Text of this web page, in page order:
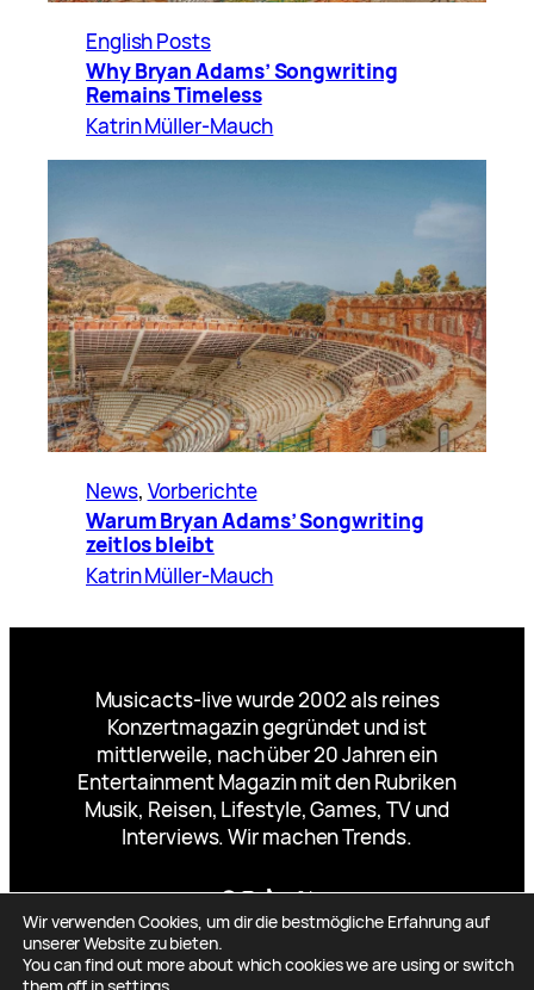
English Posts
Why Bryan Adams’ Songwriting
Remains Timeless
Katrin Müller-Mauch
News, Vorberichte
Warum Bryan Adams’ Songwriting
zeitlos bleibt
Katrin Müller-Mauch
Musicacts-live wurde 2002 als reines
Konzertmagazin gegründet und ist
mittlerweile, nach über 20 Jahren ein
Entertainment Magazin mit den Rubriken
Musik, Reisen, Lifestyle, Games, TV und
Interviews. Wir machen Trends.
Facebook
Instagram
TikTok
YouTube
X
Wir verwenden Cookies, um dir die bestmögliche Erfahrung auf
unserer Website zu bieten.
You can find out more about which cookies we are using or switch